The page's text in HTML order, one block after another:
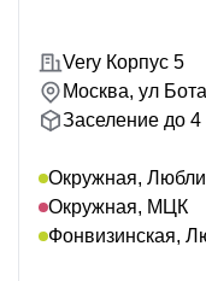
Very Корпус 5
Москва, ул
Заселение до 4
Окружная,
Окружная, МЦК
Фонвизинская,